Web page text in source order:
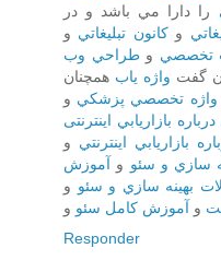
را دارا مي باشد و در
وکانون تبليغاتي و
تخصصي وطراحي وب
گفت واژه ياب همچنان
واژه تخصصي پزشکي و
بازاريابي اینترنتی
بازاريابي اينترنتي و
سازي و سئو و آموزش
بهينه سازي و سئو و
و آموزش کامل سئو و
Responder